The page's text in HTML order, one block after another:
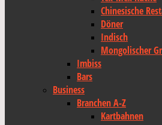
Chinesische
Döner
Indisch
Mongolischer
Imbiss
Bars
Business
Branchen A-Z
Kartbahnen